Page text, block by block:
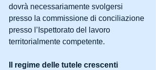
dovrà necessariamente svolgersi
presso la commissione di conciliazione
presso l’Ispettorato del lavoro
territorialmente competente.
Il regime delle tutele crescenti